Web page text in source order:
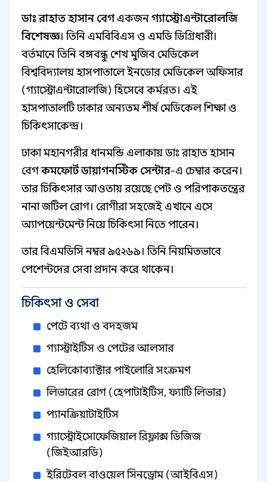
ডাঃ রাহাত হাসান বেগএকজনগ্যাস্ট্রোএন্টারোলজি
বিশেষজ্ঞ। তিনি এমবিবিএস ও এমডি ডিগ্রিধারী।
বর্তমানে তিনি বঙ্গবন্ধু শেখ মুজিব মেডিকেল
বিশ্ববিদ্যালয় হাসপাতালে ইনডোর মেডিকেল অফিসার
(গ্যাস্ট্রোএন্টারোলজি) হিসেবে কর্মরত। এই
হাসপাতালটি ঢাকার অন্যতম শীর্ষ মেডিকেল শিক্ষা ও
চিকিৎসাকেন্দ্র।
ঢাকা মহানগরীর ধানমন্ডি এলাকায় ডাঃ রাহাত হাসান
বেগকমফোর্ট ডায়াগনস্টিক সেন্টার-এ চেম্বার করেন।
তার চিকিৎসার আওতায় রয়েছে পেট ও পরিপাকতন্ত্রের
নানা জটিল রোগ। রোগীরা সহজেই এখানে এসে
অ্যাপয়েন্টমেন্ট নিয়ে চিকিৎসা নিতে পারেন।
তার বিএমডিসি নম্বর ৯৫২৬৯। তিনি নিয়মিতভাবে
পেশেন্টদের সেবা প্রদান করে থাকেন।
চিকিৎসা ও সেবা
পেটে ব্যথা ও বদহজম
গ্যাস্ট্রাইটিস ও পেটের আলসার
হেলিকোব্যাক্টার পাইলোরি সংক্রমণ
লিভারের রোগ (হেপাটাইটিস, ফ্যাটি লিভার)
প্যানক্রিয়াটাইটিস
গ্যাস্ট্রোইসোফেজিয়াল রিফ্লাক্স ডিজিজ
(জিইআরডি)
ইরিটেবল বাওয়েল সিনড্রোম (আইবিএস)